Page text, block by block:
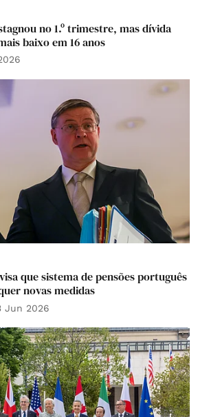
no 1.º trimestre, mas dívida
baixo em 16 anos
que sistema de pensões português
novas medidas
Jun 2026